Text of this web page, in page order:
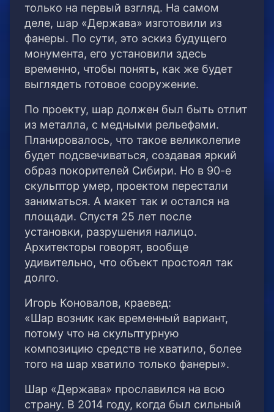
только на первый взгляд. На самом
деле, шар «Держава» изготовили из
фанеры. По сути, это эскиз будущего
монумента, его установили здесь
временно, чтобы понять, как же будет
выглядеть готовое сооружение.
По проекту, шар должен был быть отлит
из металла, с медными рельефами.
Планировалось, что такое великолепие
будет подсвечиваться, создавая яркий
образ покорителей Сибири. Но в 90-е
скульптор умер, проектом перестали
заниматься. А макет так и остался на
площади. Спустя 25 лет после
установки, разрушения налицо.
Архитекторы говорят, вообще
удивительно, что объект простоял так
долго.
Игорь Коновалов, краевед:
«Шар возник как временный вариант,
потому что на скульптурную
композицию средств не хватило, более
того на шар хватило только фанеры».
Шар «Держава» прославился на всю
страну. В 2014 году, когда был сильный